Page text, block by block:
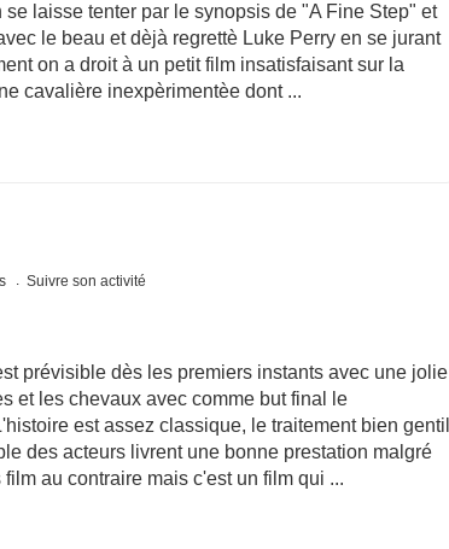
laisse tenter par le synopsis de "A Fine Step" et
le beau et dèjà regrettè Luke Perry en se jurant
on a droit à un petit film insatisfaisant sur la
cavalière inexpèrimentèe dont ...
Suivre son activité
prévisible dès les premiers instants avec une jolie
et les chevaux avec comme but final le
est assez classique, le traitement bien gentil
des acteurs livrent une bonne prestation malgré
au contraire mais c'est un film qui ...